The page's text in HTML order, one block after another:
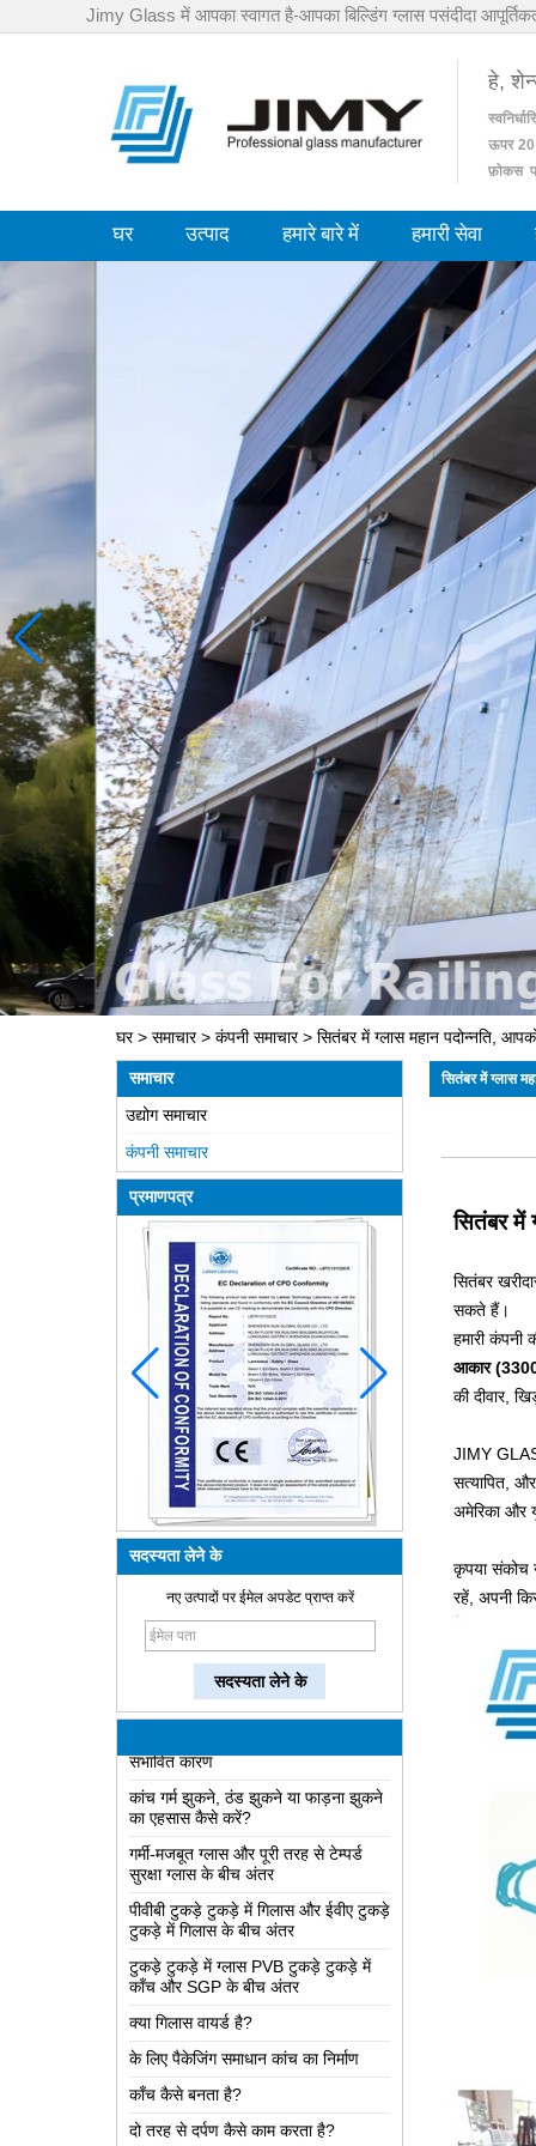
Jimy Glass में आपका स्वागत है-आपका बिल्डिंग ग्लास पसंदीदा
हे,
ऊपर 20
फ़ोकस
घर उत्पाद हमारे बारे में हमारी सेवा
घर> समाचार> कंपनी समाचार> सितंबर में ग्लास महान पदोन्नति,
समाचार
उद्योग समाचार
कंपनी समाचार
प्रमाणपत्र
सदस्यता लेने के
नए उत्पादों पर ईमेल अपडेट प्राप्त करें
काँच कैसे बनता है?
दो तरह से दर्पण कैसे काम करता है?
LOW-E ग्लास की सबसे व्यापक ज्ञान
टुकड़े टुकड़े में गिलास और समाधान में दोषों के
संभावित कारण
कांच गर्म झुकने, ठंड झुकने या फाड़ना झुकने
गर्मी-मजबूत ग्लास और पूरी तरह से टेम्पर्ड
पीवीबी टुकड़े टुकड़े में गिलास और ईवीए टुकड़े
टुकड़े में गिलास के बीच अंतर
टुकड़े टुकड़े में ग्लास PVB टुकड़े टुकड़े में
काँच और SGP के बीच अंतर
क्या गिलास वायर्ड है?
के लिए पैकेजिंग समाधान कांच का निर्माण
काँच कैसे बनता है?
दो तरह से दर्पण कैसे काम करता है?
LOW-E ग्लास की सबसे व्यापक ज्ञान
सितंबर में ग्लास
सितंबर में
सितंबर
सकते हैं।
हमारी कंपनी
आकार
की दीवार,
JIMY
सत्यापित,
अमेरिका और
कृपया संकोच
रहें, अपनी